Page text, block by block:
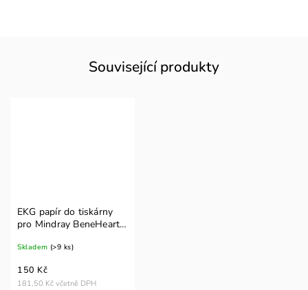
Související produkty
EKG papír do tiskárny
pro Mindray BeneHeart
Skladem (>9 ks)
181,50 Kč včetně DPH
150 Kč